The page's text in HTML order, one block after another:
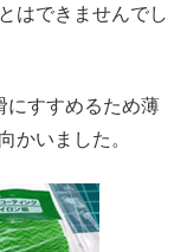
はできませんでし
にすすめるため薄
かいました。